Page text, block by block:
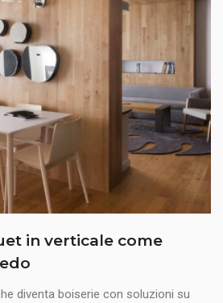
in verticale come
diventa boiserie con soluzioni su